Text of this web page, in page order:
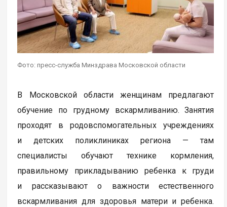
Фото: пресс-служба Минздрава Московской области
В Московской области женщинам предлагают
обучение по грудному вскармливанию. Занятия
проходят в родовспомогательных учреждениях
и детских поликлиниках региона — там
специалисты обучают технике кормления,
правильному прикладыванию ребенка к груди
и рассказывают о важности естественного
вскармливания для здоровья матери и ребенка.